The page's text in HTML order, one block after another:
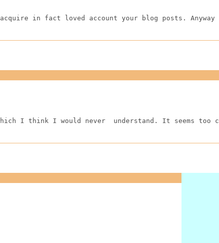
in fact loved account your blog posts.
I think I would never  understand. It seems